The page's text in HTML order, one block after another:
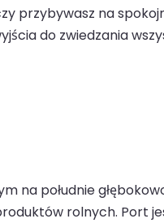
przybywasz na
do zwiedzania
na południe
rolnych. Port